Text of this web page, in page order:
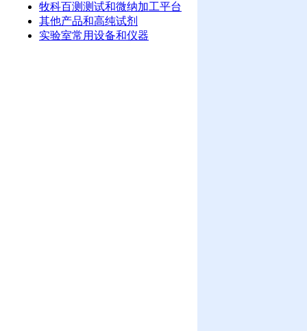
牧科百测测试和微纳加工平台
其他产品和高纯试剂
实验室常用设备和仪器